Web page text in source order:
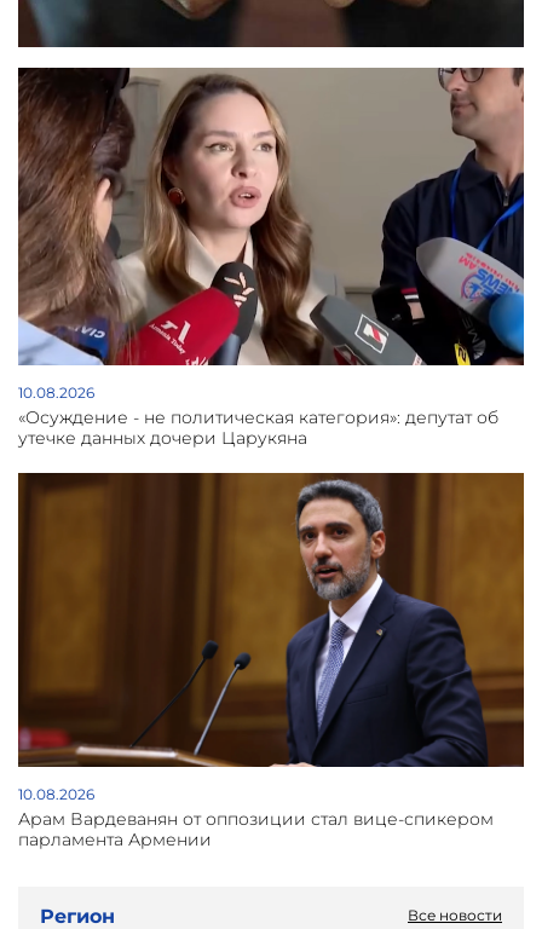
10.08.2026
«Осуждение - не политическая категория»: депутат об
утечке данных дочери Царукяна
10.08.2026
Арам Вардеванян от оппозиции стал вице-спикером
парламента Армении
Регион Все новости